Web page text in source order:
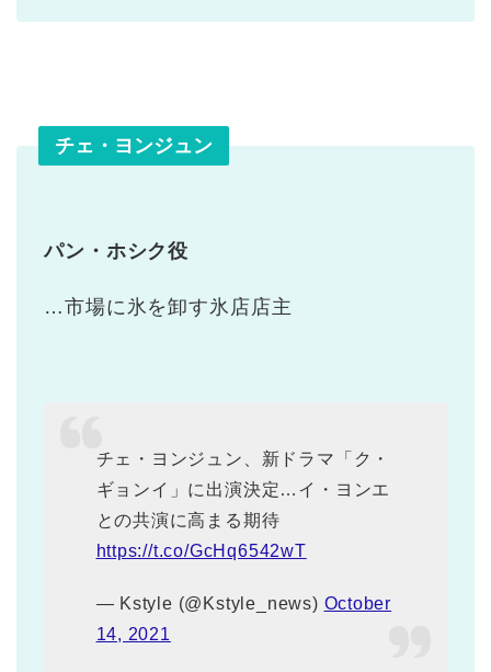
チェ・ヨンジュン
パン・ホシク役
…市場に氷を卸す氷店店主
チェ・ヨンジュン、新ドラマ「ク・
ギョンイ」に出演決定…イ・ヨンエ
との共演に高まる期待
https://t.co/GcHq6542wT
— Kstyle (@Kstyle_news) October
14, 2021